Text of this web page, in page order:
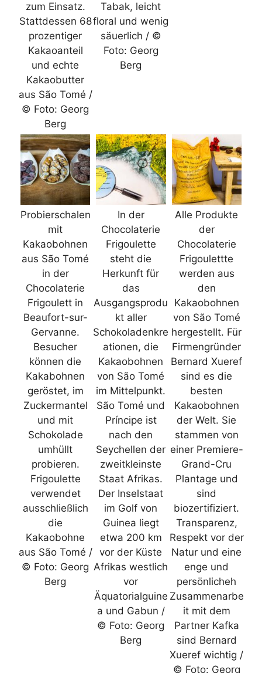
zum Einsatz.
Stattdessen 68
prozentiger
Kakaoanteil
und echte
Kakaobutter
aus São Tomé /
© Foto: Georg
Berg
Tabak, leicht
floral und wenig
säuerlich / ©
Foto: Georg
Berg
Probierschalen
mit
Kakaobohnen
aus São Tomé
in der
Chocolaterie
Frigoulett in
Beaufort-sur-
Gervanne.
Besucher
können die
Kakabohnen
geröstet, im
Zuckermantel
und mit
Schokolade
umhüllt
probieren.
Frigoulette
verwendet
ausschließlich
die
Kakaobohne
aus São Tomé /
© Foto: Georg
Berg
In der
Chocolaterie
Frigoulette
steht die
Herkunft für
das
Ausgangsprodu
kt aller
Schokoladenkre
ationen, die
Kakaobohnen
von São Tomé
im Mittelpunkt.
São Tomé und
Príncipe ist
nach den
Seychellen der
zweitkleinste
Staat Afrikas.
Der Inselstaat
im Golf von
Guinea liegt
etwa 200 km
vor der Küste
Afrikas westlich
vor
Äquatorialguine
a und Gabun /
© Foto: Georg
Berg
Alle Produkte
der
Chocolaterie
Frigoulettte
werden aus
den
Kakaobohnen
von São Tomé
hergestellt. Für
Firmengründer
Bernard Xueref
sind es die
besten
Kakaobohnen
der Welt. Sie
stammen von
einer Premiere-
Grand-Cru
Plantage und
sind
biozertifiziert.
Transparenz,
Respekt vor der
Natur und eine
enge und
persönlicheh
Zusammenarbe
it mit dem
Partner Kafka
sind Bernard
Xueref wichtig /
© Foto: Georg